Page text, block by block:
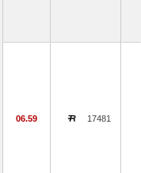
06.59 17481